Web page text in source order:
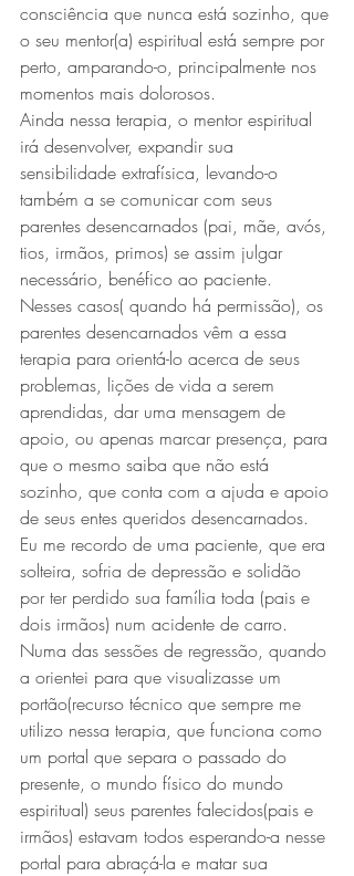
consciência que nunca está sozinho, que
o seu mentor(a) espiritual está sempre por
perto, amparando-o, principalmente nos
momentos mais dolorosos.
Ainda nessa terapia, o mentor espiritual
irá desenvolver, expandir sua
sensibilidade extrafísica, levando-o
também a se comunicar com seus
parentes desencarnados (pai, mãe, avós,
tios, irmãos, primos) se assim julgar
necessário, benéfico ao paciente.
Nesses casos( quando há permissão), os
parentes desencarnados vêm a essa
terapia para orientá-lo acerca de seus
problemas, lições de vida a serem
aprendidas, dar uma mensagem de
apoio, ou apenas marcar presença, para
que o mesmo saiba que não está
sozinho, que conta com a ajuda e apoio
de seus entes queridos desencarnados.
Eu me recordo de uma paciente, que era
solteira, sofria de depressão e solidão
por ter perdido sua família toda (pais e
dois irmãos) num acidente de carro.
Numa das sessões de regressão, quando
a orientei para que visualizasse um
portão(recurso técnico que sempre me
utilizo nessa terapia, que funciona como
um portal que separa o passado do
presente, o mundo físico do mundo
espiritual) seus parentes falecidos(pais e
irmãos) estavam todos esperando-a nesse
portal para abraçá-la e matar sua